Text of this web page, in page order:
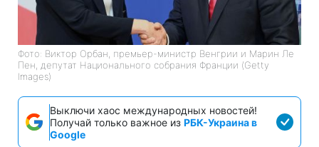
Фото: Виктор Орбан, премьер-министр Венгрии и Марин Ле
Пен, депутат Национального собрания Франции (Getty
Images)
Выключи хаос международных новостей!
Получай только важное из РБК-Украина в
Google